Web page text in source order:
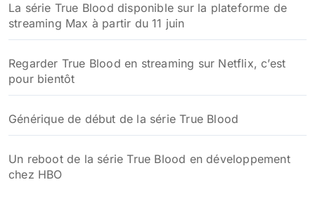
La série True Blood disponible sur la plateforme de
streaming Max à partir du 11 juin
Regarder True Blood en streaming sur Netflix, c’est
pour bientôt
Générique de début de la série True Blood
Un reboot de la série True Blood en développement
chez HBO